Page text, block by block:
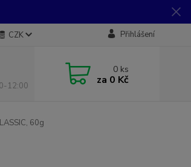
CZK Přihlášení
12:00
0 ks
za 0 Kč
60g